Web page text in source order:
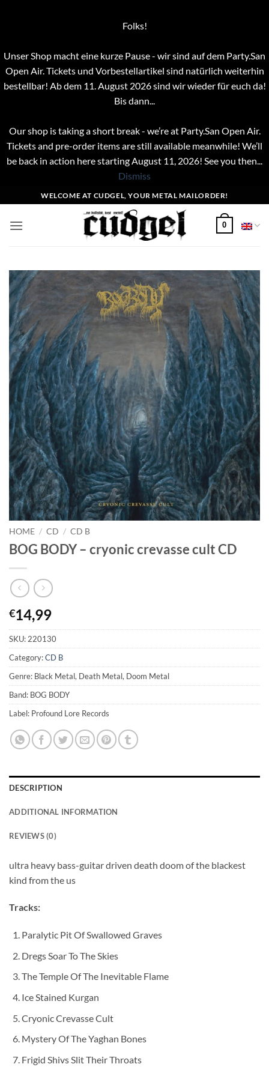
Folks!
Unser Shop macht eine kurze Pause - wir sind auf dem Party.San
Open Air. Tickets und Vorbestellartikel sind natürlich weiterhin
bestellbar! Ab dem 11. August 2026 sind wir wieder für euch da!
Bis dann...
Our shop is taking a short break - we’re at Party.San Open Air.
Tickets and pre-order items are still available meanwhile! We’ll
be back in action here starting August 11, 2026! See you then...
Dismiss
to
content
WELCOME AT CUDGEL, YOUR METAL MAILORDER!
0
HOME / CD / CD B
BOG BODY – cryonic crevasse cult CD
€14,99
SKU: 220130
Category:CD B
Genre: Black Metal, Death Metal, Doom Metal
Band: BOG BODY
Label: Profound Lore Records
DESCRIPTION
ADDITIONAL INFORMATION
REVIEWS (0)
ultra heavy bass-guitar driven death doom of the blackest
kind from the us
Tracks:
Paralytic Pit Of Swallowed Graves
Dregs Soar To The Skies
The Temple Of The Inevitable Flame
Ice Stained Kurgan
Cryonic Crevasse Cult
Mystery Of The Yaghan Bones
Frigid Shivs Slit Their Throats